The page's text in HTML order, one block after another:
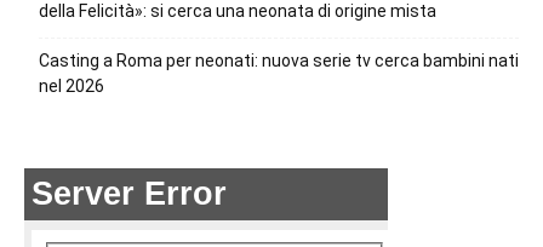
della Felicità»: si cerca una neonata di origine mista
Casting a Roma per neonati: nuova serie tv cerca bambini nati
nel 2026